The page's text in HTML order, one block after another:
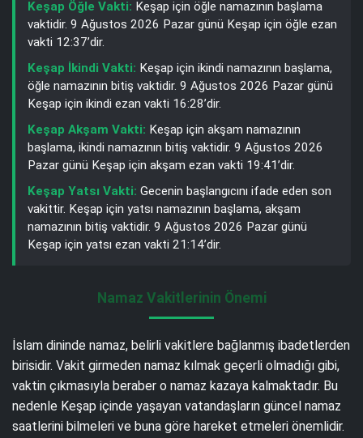
Keşap Öğle Vakti: Keşap için öğle namazının başlama
vaktidir. 9 Ağustos 2026 Pazar günü Keşap için öğle ezan
vakti 12:37’dir.
Keşap İkindi Vakti: Keşap için ikindi namazının başlama,
öğle namazının bitiş vaktidir. 9 Ağustos 2026 Pazar günü
Keşap için ikindi ezan vakti 16:28’dir.
Keşap Akşam Vakti: Keşap için akşam namazının
başlama, ikindi namazının bitiş vaktidir. 9 Ağustos 2026
Pazar günü Keşap için akşam ezan vakti 19:41’dir.
Keşap Yatsı Vakti: Gecenin başlangıcını ifade eden son
vakittir. Keşap için yatsı namazının başlama, akşam
namazının bitiş vaktidir. 9 Ağustos 2026 Pazar günü
Keşap için yatsı ezan vakti 21:14’dir.
Namaz Vakitlerinin Önemi
İslam dininde namaz, belirli vakitlere bağlanmış ibadetlerden
birisidir. Vakit girmeden namaz kılmak geçerli olmadığı gibi,
vaktin çıkmasıyla beraber o namaz kazaya kalmaktadır. Bu
nedenle Keşap içinde yaşayan vatandaşların güncel namaz
saatlerini bilmeleri ve buna göre hareket etmeleri önemlidir.